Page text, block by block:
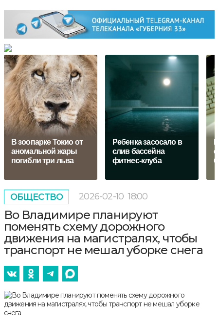
В зоопарке Токио от
аномальной жары
погибли три льва
Ребенка засосало в
слив бассейна
фитнес-клуба
ОБЩЕСТВО 2026-02-10 18:00
Во Владимире планируют
поменять схему дорожного
движения на магистралях, чтобы
транспорт не мешал уборке снега